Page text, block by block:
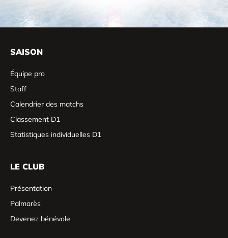
SAISON
Équipe pro
Staff
Calendrier des matchs
Classement D1
Statistiques individuelles D1
LE CLUB
Présentation
Palmarès
Devenez bénévole